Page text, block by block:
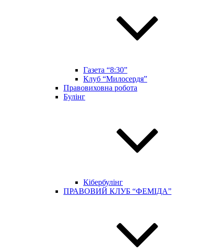
Газета “8:30”
Клуб “Милосердя”
Правовиховна робота
Булінг
Кібербулінг
ПРАВОВИЙ КЛУБ “ФЕМІДА”